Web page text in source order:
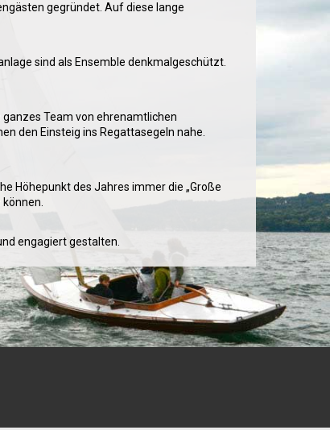
gegründet. Auf diese lange
sind als Ensemble denkmalgeschützt.
Team von ehrenamtlichen
den Einsteig ins Regattasegeln nahe.
Höhepunkt des Jahres immer die „Große
engagiert gestalten.